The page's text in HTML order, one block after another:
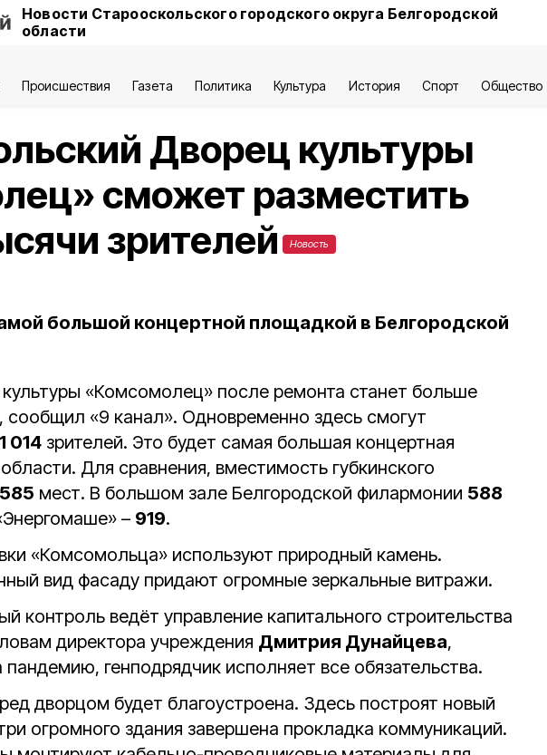
Новости Старооскольского городского округа Белгородской
области
Происшествия Газета Политика Культура История Спорт Общество
Дворец культуры
сможет разместить
зрителей
Новость
большой концертной площадкой в Белгородской
«Комсомолец» после ремонта станет больше
сообщил «9 канал». Одновременно здесь смогут
1 014 зрителей. Это будет самая большая концертная
Для сравнения, вместимость губкинского
585 мест. В большом зале Белгородской филармонии 588
– 919.
«Комсомольца» используют природный камень.
вид фасаду придают огромные зеркальные витражи.
контроль ведёт управление капитального строительства
директора учреждения Дмитрия Дунайцева,
пандемию, генподрядчик исполняет все обязательства.
дворцом будет благоустроена. Здесь построят новый
огромного здания завершена прокладка коммуникаций.